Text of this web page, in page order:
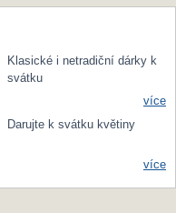
Klasické i netradiční dárky k
svátku
více
Darujte k svátku květiny
více